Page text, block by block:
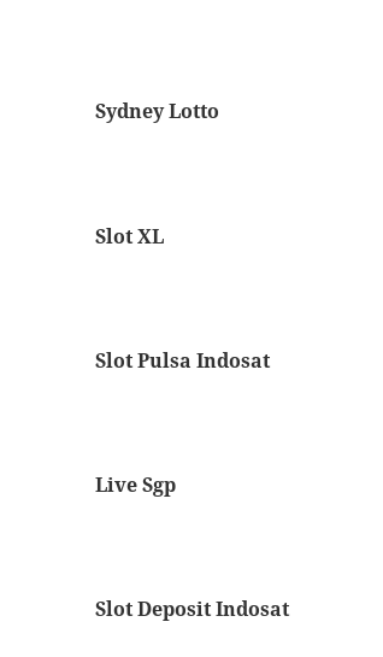
Sydney Lotto
Slot XL
Slot Pulsa Indosat
Live Sgp
Slot Deposit Indosat